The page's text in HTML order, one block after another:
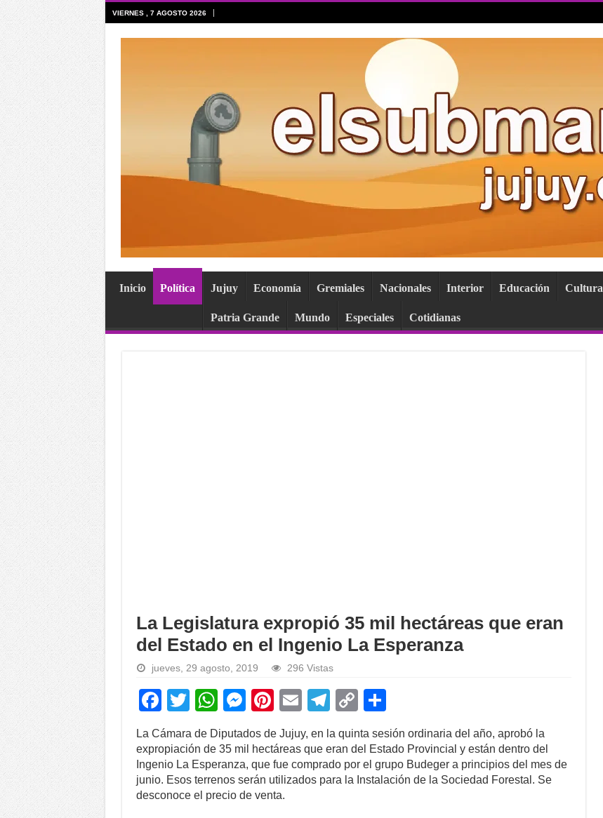
VIERNES , 7 AGOSTO 2026
Inicio Política Jujuy Economía Gremiales Nacionales Interior Educación Cultura
Patria Grande Mundo Especiales Cotidianas
La Legislatura expropió 35 mil hectáreas que eran
del Estado en el Ingenio La Esperanza
jueves, 29 agosto, 2019 296 Vistas
F
a
c
e
b
T
wi
tt
er
W
h
at
s
A
M
e
ss
e
n
Pi
nt
er
e
st
E
ail
T
e
gr
a
C
o
p
y
Li
h
ar
e
La Cámara de Diputados de Jujuy, en la quinta sesión ordinaria del año, aprobó la
expropiación de 35 mil hectáreas que eran del Estado Provincial y están dentro del
Ingenio La Esperanza, que fue comprado por el grupo Budeger a principios del mes de
junio. Esos terrenos serán utilizados para la Instalación de la Sociedad Forestal. Se
desconoce el precio de venta.